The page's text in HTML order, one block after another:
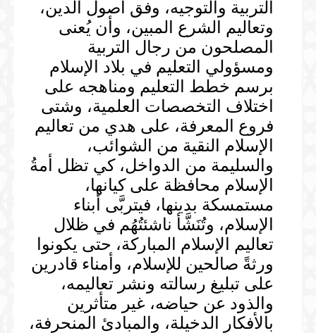
التربية والتوجيه، وفق أصول الدين،
وتعاليم الشرع المبين، وأن يُعنى
المصلحون من رجال التربية
ومسؤولي التعليم في بلاد الإسلام
برسم خطط التعليم ومناهجه على
اختلاف التخصصات العلمية، وشتى
فروع المعرفة، على هدي من تعاليم
الإسلام النقية من الشوائب،
والسليمة من الدواخل، كي تظل أمةُ
الإسلام محافظة على كيانها،
مستمسكة بدينها، فيتربَّى أبناء
الإسلام، وتُنَشَّأ ناشئتُهُم في ظلال
تعاليم الإسلام المباركة، حتى يكونوا
ورثةً صالحين للإسلام، وأمناء قادرين
على تبليغ رسالته ونشر تعاليمه،
والذود عن حياضه، غير متأثرين
بالأفكار الدخيلة، والمبادئ المنحرفة،